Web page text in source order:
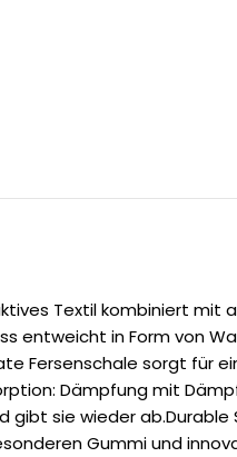
Textil kombiniert mit
entweicht in Form von
Fersenschale sorgt für
Dämpfung mit
gibt sie wieder
Gummi und